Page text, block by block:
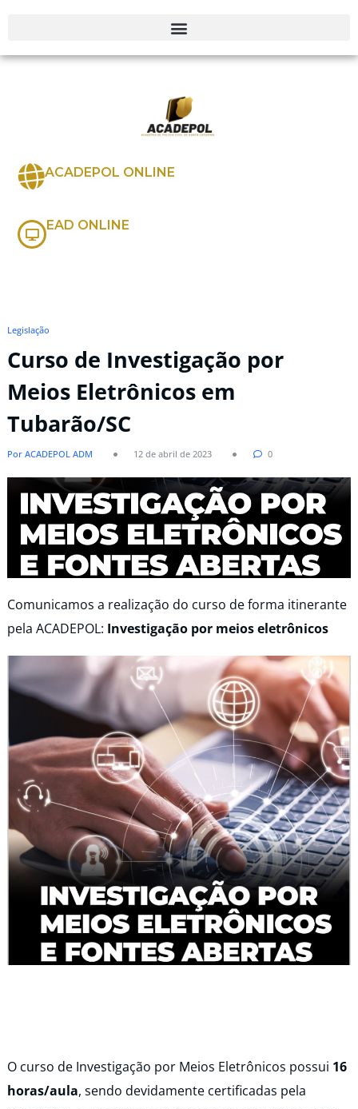
ACADEPOL ONLINE
EAD ONLINE
Legislação
Curso de Investigação por
Meios Eletrônicos em
Tubarão/SC
Por ACADEPOL ADM 12 de abril de 2023 0
Comunicamos a realização do curso de forma itinerante
pela ACADEPOL: Investigação por meios eletrônicos
O curso de Investigação por Meios Eletrônicos possui 16
horas/aula, sendo devidamente certificadas pela